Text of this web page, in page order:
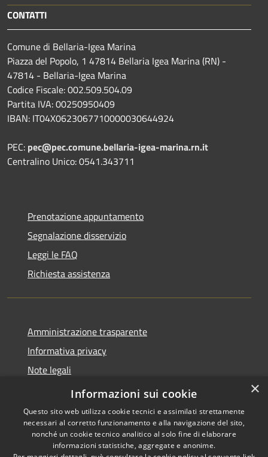
CONTATTI
Comune di Bellaria-Igea Marina
Piazza del Popolo, 1 47814 Bellaria Igea Marina (RN) -
47814 - Bellaria-Igea Marina
Codice Fiscale: 002.509.504.09
Partita IVA: 00250950409
IBAN: IT04X0623067710000030644924
PEC: pec@pec.comune.bellaria-igea-marina.rn.it
Centralino Unico: 0541.343711
Prenotazione appuntamento
Segnalazione disservizio
Leggi le FAQ
Richiesta assistenza
Amministrazione trasparente
Informativa privacy
Note legali
Dichiarazione di accessibilità
Copyright © 2026 • Comune di
×
Informazioni sui cookie
Questo sito web utilizza cookie tecnici e assimilati strettamente
necessari al corretto funzionamento e alla navigazione del sito,
nonché un cookie tecnico analitico al solo fine di elaborare
informazioni statistiche, aggregate e anonime.